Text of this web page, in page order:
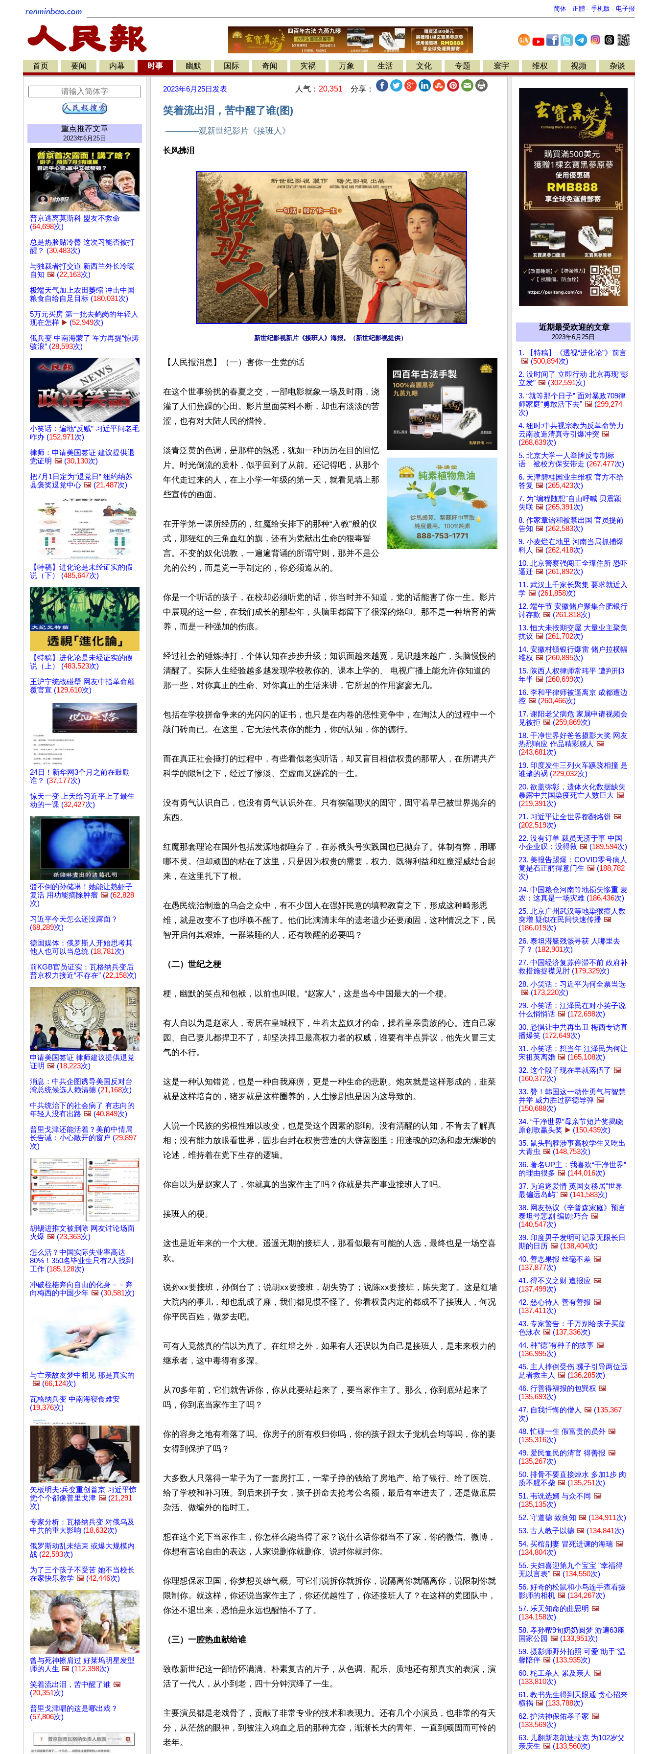
简体 - 正體 - 手机版 - 电子报
首页 要闻 内幕 时事 幽默 国际 奇闻 灾祸 万象 生活 文化 专题 寰宇 维权 视频 杂谈
重点推荐文章
2023年6月25日
普京逃离莫斯科 盟友不救命
(64,698次)
总是热脸贴冷臀 这次习能否被打
醒？ (30,483次)
与独裁者打交道 新西兰外长冷暖
自知 🖼️ (22,163次)
极端天气加上农田萎缩 冲击中国
粮食自给自足目标 (180,031次)
5万元买房 第一批去鹤岗的年轻人
现在怎样 ▶️ (52,949次)
俄兵变 中南海蒙了 军方再提“惊涛
骇浪” (28,593次)
小笑话：遍地“反贼” 习近平问老毛
咋办 (152,971次)
律师：申请美国签证 建议提供退
党证明 🖼️ (30,130次)
把7月1日定为“退党日” 纽约纳苏
县褒奖退党中心 🖼️ (21,487次)
【特稿】进化论是未经证实的假
说（下） (485,647次)
【特稿】进化论是未经证实的假
说（上） (483,523次)
王沪宁统战碰壁 网友中指革命颠
覆官宣 (129,610次)
24日！新华网3个月之前在鼓励
谁？ (37,177次)
惊天一变 上天给习近平上了最生
动的一课 (32,427次)
驳不倒的孙储琳！她能让熟虾子
复活 用功能摘除肿瘤 🖼️ (62,828
次)
习近平今天怎么还没露面？
(68,289次)
德国媒体：俄罗斯人开始思考其
他人也可以当总统 (18,781次)
前KGB官员证实：瓦格纳兵变后
普京权力接近“不存在” (22,158次)
申请美国签证 律师建议提供退党
证明 🖼️ (18,223次)
消息：中共企图诱导美国反对台
湾总统候选人赖清德 (21,168次)
中共统治下的社会病了 有志向的
年轻人没有出路 🖼️ (40,849次)
普里戈津还能活着？美前中情局
长告诫：小心敞开的窗户 (29,897
次)
胡锡进推文被删除 网友讨论场面
火爆 🖼️ (23,363次)
怎么活？中国实际失业率高达
80%！350名毕业生只有2人找到
工作 (185,128次)
冲破桎梏奔向自由的化身－－奔
向梅西的中国少年 🖼️ (30,581次)
与亡亲故友梦中相见 那是真实的
🖼️ (66,124次)
瓦格纳兵变 中南海寝食难安
(19,376次)
矢板明夫:兵变重创普京 习近平惊
觉个个都像普里戈津 🖼️ (21,291
次)
专家分析：瓦格纳兵变 对俄乌及
中共的重大影响 (18,632次)
俄罗斯动乱未结束 或爆大规模内
战 (22,593次)
为了三个孩子不受苦 她不当校长
在家快乐教学 🖼️ (42,446次)
曾与死神擦肩过 好莱坞明星发型
师的人生 🖼️ (112,398次)
笑着流出泪，苦中醒了谁 🖼️
(20,351次)
普里戈津唱的这是哪出戏？
(57,806次)
2023年6月25日 发表 人气： 20,351 分享：
笑着流出泪，苦中醒了谁(图)
————观新世纪影片《接班人》
长风拂泪
新世纪影视新片《接班人》海报。（新世纪影视提供）
【人民报消息】（一）害你一生党的话
在这个世事纷扰的春夏之交，一部电影就象一场及时雨，浇
灌了人们焦躁的心田。影片里面笑料不断，却也有淡淡的苦
涩，也有对大陆人民的惜怜。
淡青泛黄的色调，是那样的熟悉，犹如一种历历在目的回忆
片。时光倒流的质朴，似乎回到了从前。还记得吧，从那个
年代走过来的人，在上小学一年级的第一天，就看见墙上那
些宣传的画面。
在开学第一课所经历的，红魔给安排下的那种“入教”般的仪
式，那猩红的三角血红的旗，还有为党献出生命的狠毒誓
言。不变的奴化说教，一遍遍背诵的所谓守则，那并不是公
允的公约，而是党一手制定的，你必须遵从的。
你是一个听话的孩子，在校却必须听党的话，你当时并不知道，党的话能害了你一生。影片
中展现的这一些，在我们成长的那些年，头脑里都留下了很深的烙印。那不是一种培育的营
养，而是一种强加的伤痕。
经过社会的锤炼摔打，个体认知在步步升级；知识面越来越宽，见识越来越广，头脑慢慢的
清醒了。实际人生经验越多越发现学校教你的、课本上学的、 电视广播上能允许你知道的
那一些，对你真正的生命、对你真正的生活来讲，它所起的作用寥寥无几。
包括在学校拼命争来的光闪闪的证书，也只是在内卷的恶性竞争中，在淘汰人的过程中一个
敲门砖而已。在这里，它无法代表你的能力，你的认知，你的德行。
而在真正社会捶打的过程中，有些看似老实听话，却又盲目相信权贵的那帮人，在所谓共产
科学的限制之下，经过了惨淡、空虚而又蹉跎的一生。
没有勇气认识自己，也没有勇气认识外在。只有狭隘现状的固守，固守着早已被世界抛弃的
东西。
红魔那套理论在国外包括发源地都唾弃了，在苏俄头号实践国也已抛弃了。体制有弊，用哪
哪不灵。但却顽固的粘在了这里，只是因为权贵的需要，权力、既得利益和红魔淫威结合起
来，在这里扎下了根。
在愚民统治制造的乌合之众中，有不少国人在强奸民意的填鸭教育之下，形成这种畸形思
维，就是改变不了也呼唤不醒了。他们比满清末年的遗老遗少还要顽固，这种情况之下，民
智开启何其艰难。一群装睡的人，还有唤醒的必要吗？
（二）世纪之梗
梗，幽默的笑点和包袱，以前也叫哏。“赵家人”，这是当今中国最大的一个梗。
有人自以为是赵家人，寄居在皇城根下，生着太监奴才的命，操着皇亲贵族的心。连自己家
园、自己妻儿都捍卫不了，却坚决捍卫最高权力者的权威，谁要有半点异议，他先火冒三丈
气的不行。
这是一种认知错觉，也是一种自我麻痹，更是一种生命的悲剧。炮灰就是这样形成的，韭菜
就是这样培育的，猪罗就是这样圈养的，人生惨剧也是因为这导致的。
人说一个民族的劣根性难以改变，也是受这个因素的影响。没有清醒的认知，不肯去了解真
相；没有能力放眼看世界，固步自封在权贵营造的大饼蓝图里；用迷魂的鸡汤和虚无缥缈的
论述，维持着在党下生存的逻辑。
你自以为是赵家人了，你就真的当家作主了吗？你就是共产事业接班人了吗。
接班人的梗。
这也是近年来的一个大梗。遥遥无期的接班人，那看似最有可能的人选，最终也是一场空喜
欢。
说孙xx要接班，孙倒台了；说胡xx要接班，胡失势了；说陈xx要接班，陈失宠了。这是红墙
大院内的事儿，却也乱成了麻，我们都见惯不怪了。你看权贵内定的都成不了接班人，何况
你平民百姓，做梦去吧。
可有人竟然真的信以为真了。在红墙之外，如果有人还误以为自己是接班人，是未来权力的
继承者，这中毒得有多深。
从70多年前，它们就告诉你，你从此要站起来了，要当家作主了。那么，你到底站起来了
吗，你到底当家作主了吗？
你的容身之地有着落了吗。你房子的所有权归你吗，你的孩子跟太子党机会均等吗，你的妻
女得到保护了吗？
大多数人只落得一辈子为了一套房打工，一辈子挣的钱给了房地产、给了银行、给了医院、
给了学校和补习班。到后来拼子女，孩子拼命去抢考公名额，最后有幸进去了，还是做底层
杂活、做编外的临时工。
想在这个党下当家作主，你怎样么能当得了家？说什么话你都当不了家，你的微信、微博，
你想有言论自由的表达，人家说删你就删你、说封你就封你。
你理想保家卫国，你梦想英雄气概。可它们说拆你就拆你，说隔离你就隔离你，说限制你就
限制你。就这样，你还说当家作主了，你还优越性了，你还接班人了？在这样的党团队中，
你还不退出来，恐怕是永远也醒悟不了了。
（三）一腔热血献给谁
致敬新世纪这一部情怀满满、朴素复古的片子，从色调、配乐、质地还有那真实的表演，演
活了一代人，从小到老，四十分钟演绎了一生。
主要演员都是老戏骨了，贡献了非常专业的技术和表现力。还有几个小演员，也非常的有天
分，从茫然的眼神，到被注入鸡血之后的那种亢奋，渐渐长大的青年、一直到顽固而可怜的
老年。
近期最受欢迎的文章
2023年6月25日
1. 【特稿】《透视“进化论”》前言
🖼️ (500,894次)
2. 没时间了 立即行动 北京再现“彭
立发” 🖼️ (302,591次)
3. “就等那个日子” 面对暴政709律
师家庭“勇敢活下去” 🖼️ (299,274
次)
4. 纽时:中共视宗教为反革命势力
云南改造清真寺引爆冲突 🖼️
(268,639次)
5. 北京大学一人举牌反专制标
语 被校方保安带走 (267,477次)
6. 天津碧桂园业主维权 官方不给
答复 🖼️ (265,423次)
7. 为"编程随想"自由呼喊 贝震颖
失联 🖼️ (265,391次)
8. 作家章诒和被禁出国 官员提前
告知 🖼️ (262,583次)
9. 小麦烂在地里 河南当局抓捕爆
料人 🖼️ (262,418次)
10. 北京警察强闯王全璋住所 恐吓
逼迁 🖼️ (261,892次)
11. 武汉上千家长聚集 要求就近入
学 🖼️ (261,858次)
12. 端午节 安徽储户聚集合肥银行
讨存款 🖼️ (261,818次)
13. 恒大未按期交屋 大量业主聚集
抗议 🖼️ (261,702次)
14. 安徽村镇银行爆雷 储户拉横幅
维权 🖼️ (260,895次)
15. 陕西人权律师常玮平 遭判刑3
年半 🖼️ (260,699次)
16. 李和平律师被逼离京 成都遭边
控 🖼️ (260,466次)
17. 谢阳老父病危 家属申请视频会
见被拒 🖼️ (259,869次)
18. 干净世界好爸爸摄影大奖 网友
热烈响应 作品精彩感人 🖼️
(243,681次)
19. 印度发生三列火车蹊跷相撞 是
谁肇的祸 (229,032次)
20. 欲盖弥彰，遗体火化数据缺失
暴露中共国染疫死亡人数巨大 🖼️
(219,391次)
21. 习近平让全世界都翻烙饼 🖼️
(202,519次)
22. 没有订单 裁员无济于事 中国
小企业叹：没得救 🖼️ (189,594次)
23. 美报告踢爆：COVID零号病人
竟是石正丽得意门生 🖼️ (188,782
次)
24. 中国粮仓河南等地损失惨重 麦
农：这真是一场灾难 (186,436次)
25. 北京广州武汉等地染猴痘人数
突增 疑似在民间快速传播 🖼️
(186,019次)
26. 泰坦潜艇残骸寻获 人哪里去
了？ (182,901次)
27. 中国经济复苏停滞不前 政府补
救措施捉襟见肘 (179,329次)
28. 小笑话：习近平为何全票当选
🖼️ (173,220次)
29. 小笑话：江泽民在对小英子说
什么悄悄话 🖼️ (172,698次)
30. 恐惧让中共再出丑 梅西专访直
播爆笑 (172,649次)
31. 小笑话：想当年 江泽民为何让
宋祖英离婚 🖼️ (165,108次)
32. 这个段子现在早就落伍了 🖼️
(160,372次)
33. 赞！韩国这一动作勇气与智慧
并举 威力胜过萨德导弹 🖼️
(150,688次)
34. “干净世界”母亲节短片奖揭晓
原创歌赢头奖 ▶️ (150,439次)
35. 鼠头鸭脖涉事高校学生又吃出
大青虫 🖼️ (148,753次)
36. 著名UP主：我喜欢“干净世界”
的理由很多 🖼️ (144,016次)
37. 为追逐爱情 英国女移居"世界
最偏远岛屿" 🖼️ (141,583次)
38. 网友热议《辛普森家庭》预言
泰坦号悲剧 编剧:巧合 🖼️
(140,547次)
39. 印度男子发明可记录无限长日
期的日历 🖼️ (138,404次)
40. 善恶果报 丝毫不差 🖼️
(137,877次)
41. 得不义之财 遭报应 🖼️
(137,499次)
42. 慈心待人 善有善报 🖼️
(137,411次)
43. 专家警告：千万别给孩子买蓝
色泳衣 🖼️ (137,336次)
44. 种"德"有种子的故事 🖼️
(136,995次)
45. 主人摔倒受伤 骡子引导两位远
足者救主人 🖼️ (136,285次)
46. 行善得福报的包巽权 🖼️
(135,693次)
47. 自我忏悔的僧人 🖼️ (135,367
次)
48. 忙碌一生 假富贵的员外 🖼️
(135,316次)
49. 爱民恤民的清官 得善报 🖼️
(135,267次)
50. 排骨不要直接焯水 多加1步 肉
质不腥不柴 🖼️ (135,251次)
51. 韦诜选婿 与众不同 🖼️
(135,135次)
52. 守道德 致良知 🖼️ (134,911次)
53. 古人教子以德 🖼️ (134,841次)
54. 买棺别妻 冒死进谏的海瑞 🖼️
(134,804次)
55. 夫妇喜迎第九个宝宝 "幸福得
无以言表" 🖼️ (134,550次)
56. 好奇的松鼠和小鸟连手查看摄
影师的相机 🖼️ (134,267次)
57. 乐天知命的曲思明 🖼️
(134,158次)
58. 孝孙帮9旬奶奶圆梦 游遍63座
国家公园 🖼️ (133,951次)
59. 摄影师野外拍照 可爱"助手"温
馨陪伴 🖼️ (133,935次)
60. 柁工杀人 累及亲人 🖼️
(133,810次)
61. 教书先生得到天眼通 贪心招来
横祸 🖼️ (133,788次)
62. 护法神保佑孝子家 🖼️
(133,569次)
63. 儿翻新老凯迪拉克 为102岁父
亲庆生 🖼️ (133,560次)